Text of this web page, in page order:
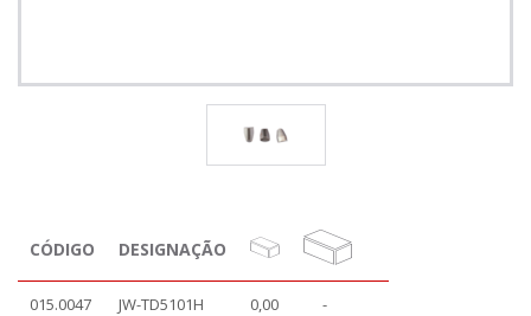
CÓDIGO DESIGNAÇÃO
015.0047 JW-TD5101H 0,00 -